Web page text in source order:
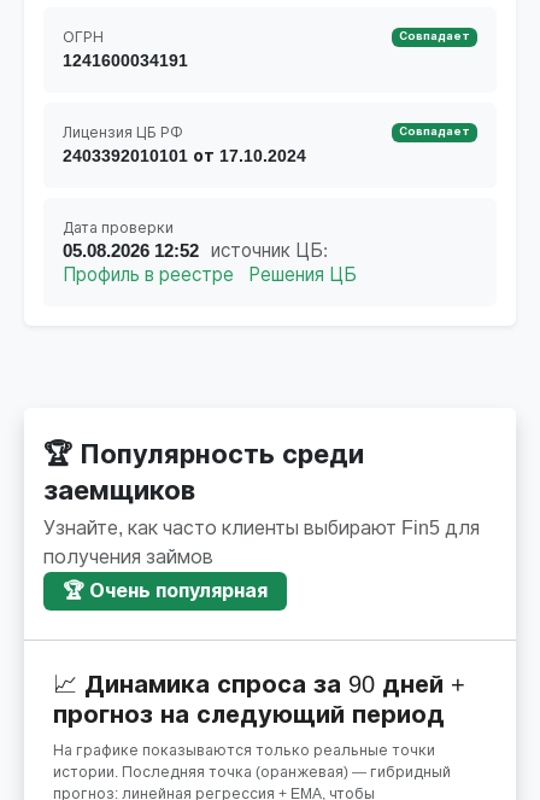
ОГРН Совпадает
1241600034191
Лицензия ЦБ РФ Совпадает
2403392010101 от 17.10.2024
Дата проверки
05.08.2026 12:52 источник ЦБ:
Профиль в реестре
Решения ЦБ
🏆 Популярность среди
заемщиков
Узнайте, как часто клиенты выбирают Fin5 для
получения займов
🏆 Очень популярная
📈 Динамика спроса за 90 дней +
прогноз на следующий период
На графике показываются только реальные точки
истории. Последняя точка (оранжевая) — гибридный
прогноз: линейная регрессия + EMA, чтобы